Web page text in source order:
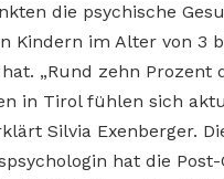
die psychische
Kindern im Alter von 3
„Rund zehn Prozent
in Tirol fühlen sich
Silvia Exenberger.
hat die Post-